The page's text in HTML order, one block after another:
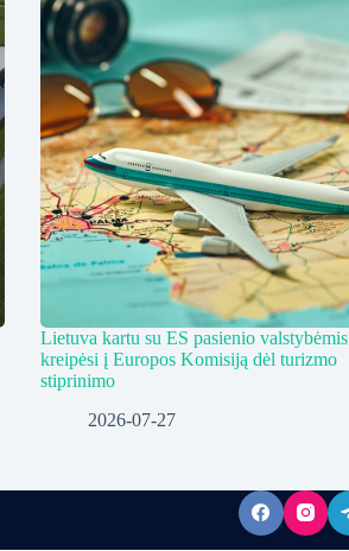
Lietuva kartu su ES pasienio valstybėmis
kreipėsi į Europos Komisiją dėl turizmo
stiprinimo
2026-07-27